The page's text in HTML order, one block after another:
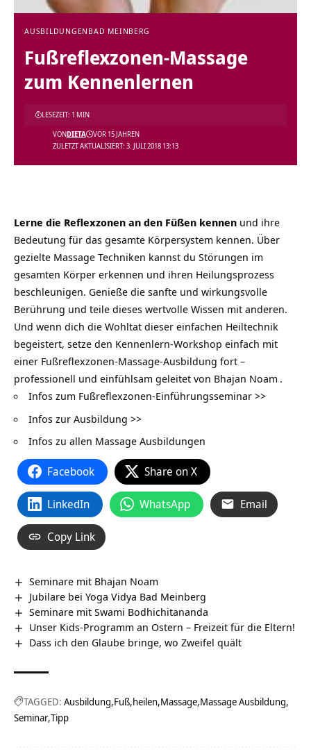
AUSBILDUNGEN BAD MEINBERG
Fußreflexzonen-Massage
zum Kennenlernen
ZULETZT AKTUALISIERT: 3. JULI 2018 13:13
VONDIETA VOR 15 JAHREN
LESEZEIT: 1 MIN
Lerne die Reflexzonen an den Füßen kennen und ihre
Bedeutung für das gesamte Körpersystem kennen. Über
gezielte Massage Techniken kannst du Störungen im
gesamten Körper erkennen und ihren Heilungsprozess
beschleunigen. Genieße die sanfte und wirkungsvolle
Berührung und teile dieses wertvolle Wissen mit anderen.
Und wenn dich die Wohltat dieser einfachen Heiltechnik
begeistert, setze den Kennenlern-Workshop einfach mit
einer Fußreflexzonen-Massage-Ausbildung fort –
professionell und einfühlsam geleitet von Bhajan Noam .
Infos zum Fußreflexzonen-Einführungsseminar >>
Infos zur Ausbildung >>
Infos zu allen Massage Ausbildungen
Facebook Share on X
LinkedIn WhatsApp Email
Copy Link
Seminare mit Bhajan Noam
Jubilare bei Yoga Vidya Bad Meinberg
Seminare mit Swami Bodhichitananda
Unser Kids-Programm an Ostern – Freizeit für die Eltern!
Dass ich den Glaube bringe, wo Zweifel quält
TAGGED: Ausbildung Fuß heilen Massage Massage Ausbildung
Seminar Tipp